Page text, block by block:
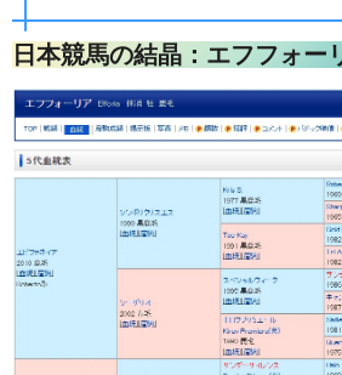
日本競馬の結晶：エフフォー